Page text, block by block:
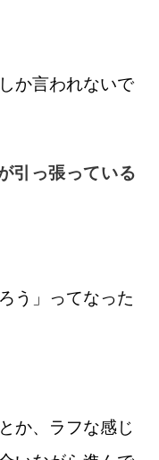
か言われないで
引っ張っている
う」ってなった
か、ラフな感じ